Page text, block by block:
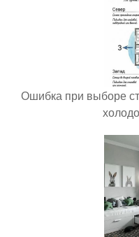
Ошибка при выборе